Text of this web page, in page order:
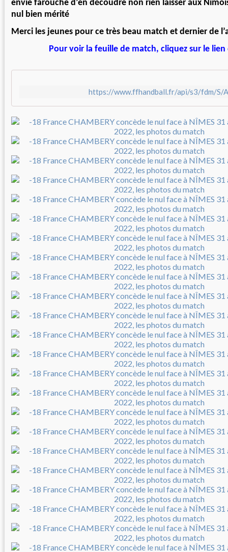
envie farouche d’en découdre non rien laisser aux
nul bien mérité
Merci les jeunes pour ce très beau match et dernier de
Pour voir la feuille de match, cliquez sur le
https://www.ffhandball.fr/api/s3/fdm/S/